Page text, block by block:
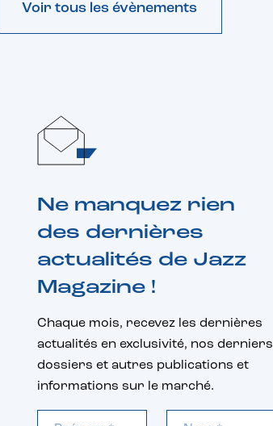
Voir tous les évènements
Ne manquez rien
des dernières
actualités de Jazz
Magazine !
Chaque mois, recevez les dernières
actualités en exclusivité, nos derniers
dossiers et autres publications et
informations sur le marché.